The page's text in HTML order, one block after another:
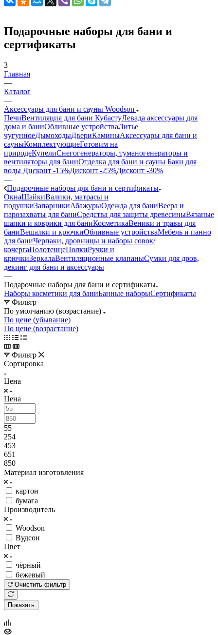
Подарочные наборы для бани и
сертификаты
3
Главная
—
Каталог
—
Аксессуары для бани и сауны Woodson
ПечиВентиляция для бани КубастуЛевада аксессуары для
дома и баниОбливные устройстваЛитье
чугунноеДымоходыДвериКаминыАксессуары для бани и
сауныКомплектующиеГотовим на
природеКупелиСнегогенераторы, туманогенераторы и
вентиляторы для баниОтделка для бани и сауны Баки для
воды Дисконт -15%Дисконт -25%Дисконт -30%
—
Подарочные наборы для бани и сертификаты
ОкнаШайкиВалики, матрасы и
подушкиЗапарникиАбажурыОдежда для баниВеера и
парозахваты для баниСредства для защиты древесиныВязаные
шапки и коврики для баниКосметикаВеники и травы для
баниВешалки и крючкиОбливные устройстваМебель и панно
для баниЧерпаки, дровницы и наборы совок/
кочергаПолотенцеПолкиРучки и
крючкиЗеркалаВентиляционные клапаныСумки для дров,
декинг для бани и аксессуары
—
Подарочные наборы для бани и сертификаты
Наборы косметики для баниБанные наборыСертификаты
Фильтр
По умолчанию (возрастание)
По цене (убывание)
По цене (возрастание)
Фильтр
Сортировка
Цена
Цена
55
254
453
651
850
Материал изготовления
картон
бумага
Производитель
Woodson
Вудсон
Цвет
чёрный
бежевый
Очистить фильтр
Показать